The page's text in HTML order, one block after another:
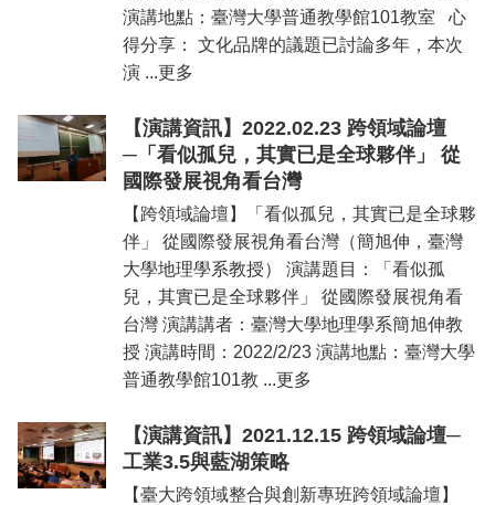
演講地點：臺灣大學普通教學館101教室 心
得分享： 文化品牌的議題已討論多年，本次
演 ...更多
【演講資訊】2022.02.23 跨領域論壇
─「看似孤兒，其實已是全球夥伴」 從
國際發展視角看台灣
【跨領域論壇】「看似孤兒，其實已是全球夥
伴」 從國際發展視角看台灣（簡旭伸，臺灣
大學地理學系教授） 演講題目：「看似孤
兒，其實已是全球夥伴」 從國際發展視角看
台灣 演講講者：臺灣大學地理學系簡旭伸教
授 演講時間：2022/2/23 演講地點：臺灣大學
普通教學館101教 ...更多
【演講資訊】2021.12.15 跨領域論壇─
工業3.5與藍湖策略
【臺大跨領域整合與創新專班跨領域論壇】